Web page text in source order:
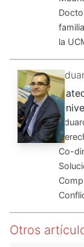
la
Co-
Otros